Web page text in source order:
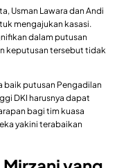
Usman Lawara dan Andi
mengajukan kasasi.
dalam putusan
keputusan tersebut tidak
baik putusan Pengadilan
DKI harusnya dapat
bagi tim kuasa
yakini terabaikan